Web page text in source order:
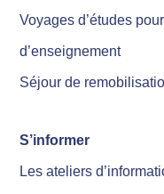
Voyages d’études
d’enseignement
Séjour de
S’informer
Les ateliers